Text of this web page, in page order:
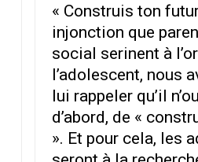
« Construis ton
injonction que
social serinent à
l’adolescent, nous
lui rappeler qu’il
d’abord, de «
». Et pour cela, les